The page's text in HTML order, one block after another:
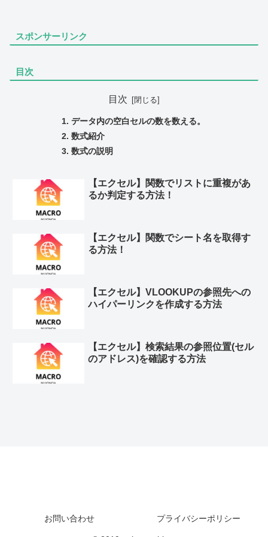
スポンサーリンク
目次
目次
データ内の空白セルの数を数える。
数式紹介
数式の説明
【エクセル】関数でリストに重複があ
るか判定する方法！
【エクセル】関数でシート名を取得す
る方法！
【エクセル】VLOOKUPの参照先への
ハイパーリンクを作成する方法
【エクセル】検索結果の参照位置(セル
のアドレス)を確認する方法
お問い合わせ プライバシーポリシー